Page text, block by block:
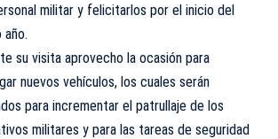
militar y felicitarlos por el inicio del
año.
su visita aprovecho la ocasión para
nuevos vehículos, los cuales serán
para incrementar el patrullaje de los
militares y para las tareas de seguridad